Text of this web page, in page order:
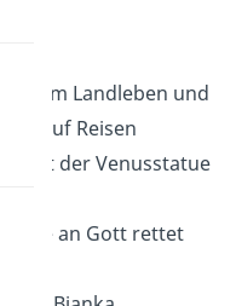
vom Landleben und
auf Reisen
der Venusstatue
an Gott rettet